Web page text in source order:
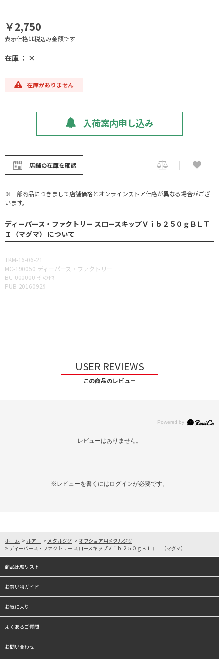
￥2,750
表示価格は税込み金額です
在庫 ： ×
在庫がありません
入荷案内申し込み
店舗の在庫を確認
※一部商品につきまして店舗価格とオンラインストア価格が異なる場合がござ
います。
ディーパース・ファクトリー スロースキップＶｉｂ２５０ｇＢＬＴ
Ｉ（マグマ） について
TKM-16-06-21
MC-190050 ディーパース・ファクトリー
BC-000000 その他
PUB-20160929
USER REVIEWS
この商品のレビュー
レビューはありません。
※レビューを書くには ログインが必要です。
ホーム > ルアー > メタルジグ > オフショア用メタルジグ
> ディーパース・ファクトリー スロースキップＶｉｂ２５０ｇＢＬＴＩ（マグマ）
商品比較リスト
お買い物ガイド
お気に入り
よくあるご質問
お問い合わせ